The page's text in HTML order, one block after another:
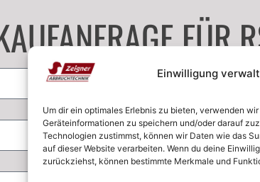
Einwilligung
Um dir ein optimales Erlebnis zu bieten, verwenden
Geräteinformationen zu speichern und/oder darauf
Technologien zustimmst, können wir Daten wie das
auf dieser Website verarbeiten. Wenn du deine
zurückziehst, können bestimmte Merkmale und
FÜR